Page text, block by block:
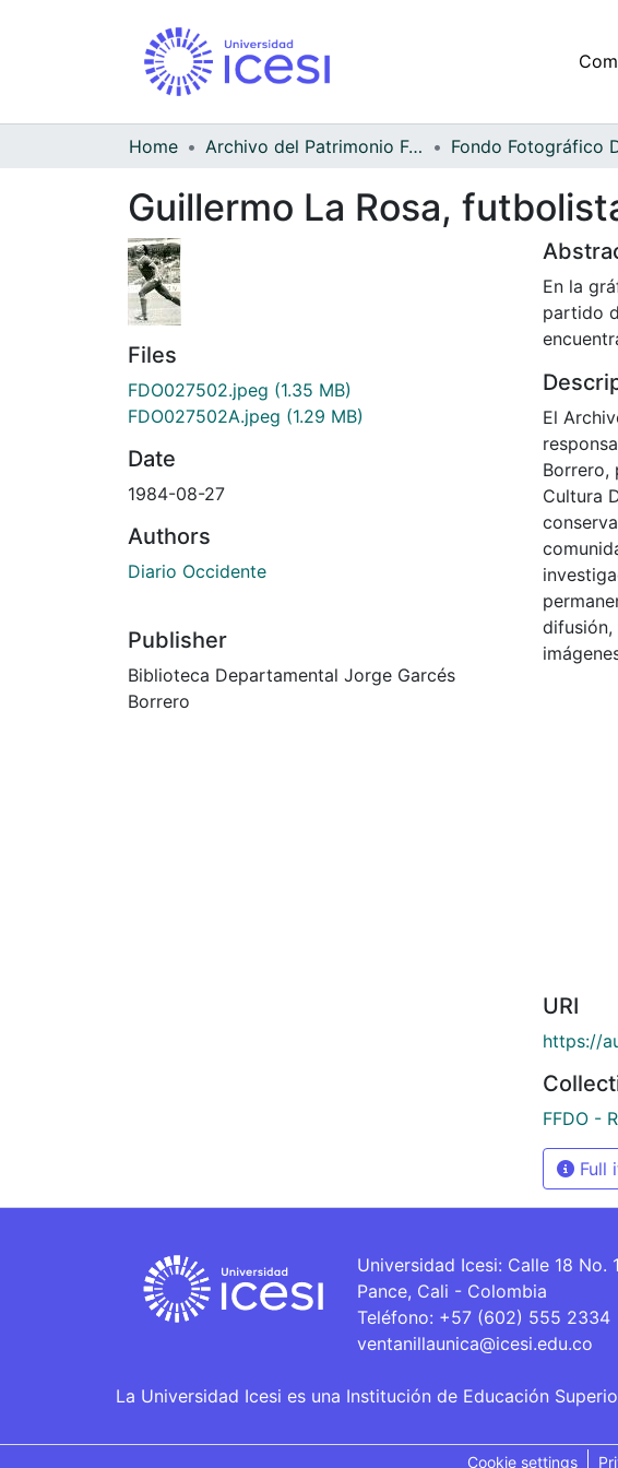
Home Archivo del Patrimonio Fotográfico y Fílmico del Valle del Cauca
Guillermo La Rosa,
Files
FDO027502.jpeg (1.35 MB)
FDO027502A.jpeg (1.29 MB)
Date
1984-08-27
Authors
Diario Occidente
Publisher
Biblioteca Departamental Jorge Garcés
Borrero
En la
partido
El
Borrero,
Cultura
URI
https://
FFDO -
Full
Universidad Icesi: Calle 18 No.
Pance, Cali - Colombia
Teléfono: +57 (602) 555 2334
ventanillaunica@icesi.edu.co
La Universidad Icesi es una Institución de Educación
Cookie settings